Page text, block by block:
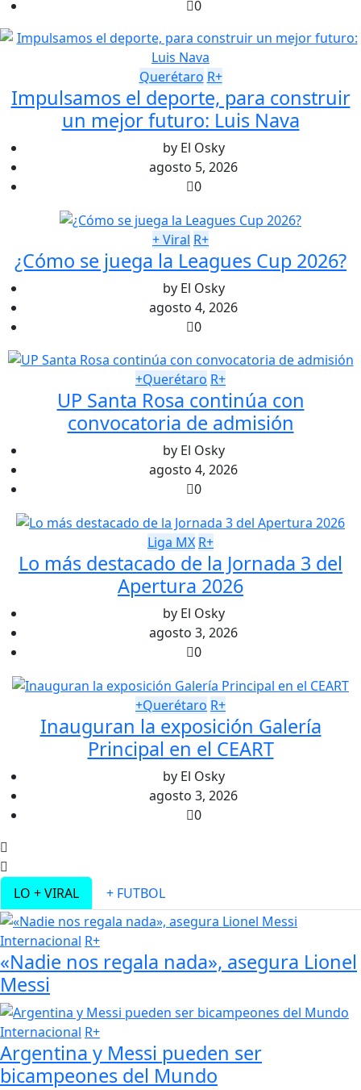
0
Querétaro R+
Impulsamos el deporte, para construir
un mejor futuro: Luis Nava
by El Osky
agosto 5, 2026
0
+ Viral R+
¿Cómo se juega la Leagues Cup 2026?
by El Osky
agosto 4, 2026
0
+Querétaro R+
UP Santa Rosa continúa con
convocatoria de admisión
by El Osky
agosto 4, 2026
0
Liga MX R+
Lo más destacado de la Jornada 3 del
Apertura 2026
by El Osky
agosto 3, 2026
0
+Querétaro R+
Inauguran la exposición Galería
Principal en el CEART
by El Osky
agosto 3, 2026
0
LO + VIRAL + FUTBOL
Internacional R+
«Nadie nos regala nada», asegura Lionel
Messi
Internacional R+
Argentina y Messi pueden ser
bicampeones del Mundo